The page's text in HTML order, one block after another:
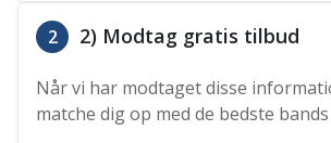
2 2) Modtag gratis tilbud
Når vi har modtaget disse
matche dig op med de bedste